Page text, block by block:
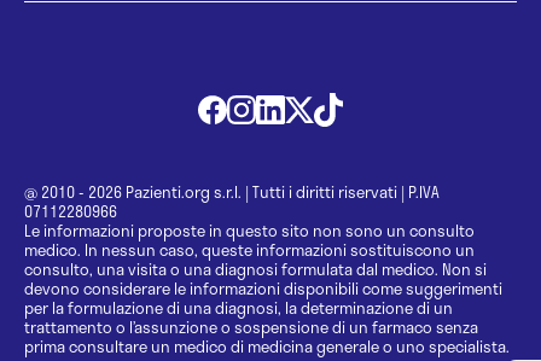
@ 2010 - 2026 Pazienti.org s.r.l. | Tutti i diritti riservati | P.IVA
07112280966
Le informazioni proposte in questo sito non sono un consulto
medico. In nessun caso, queste informazioni sostituiscono un
consulto, una visita o una diagnosi formulata dal medico. Non si
devono considerare le informazioni disponibili come suggerimenti
per la formulazione di una diagnosi, la determinazione di un
trattamento o l’assunzione o sospensione di un farmaco senza
prima consultare un medico di medicina generale o uno specialista.